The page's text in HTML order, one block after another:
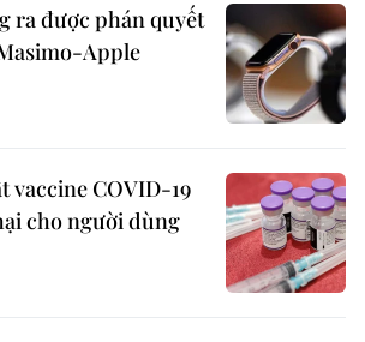
ra được phán quyết
Apple
vaccine COVID-19
cho người dùng